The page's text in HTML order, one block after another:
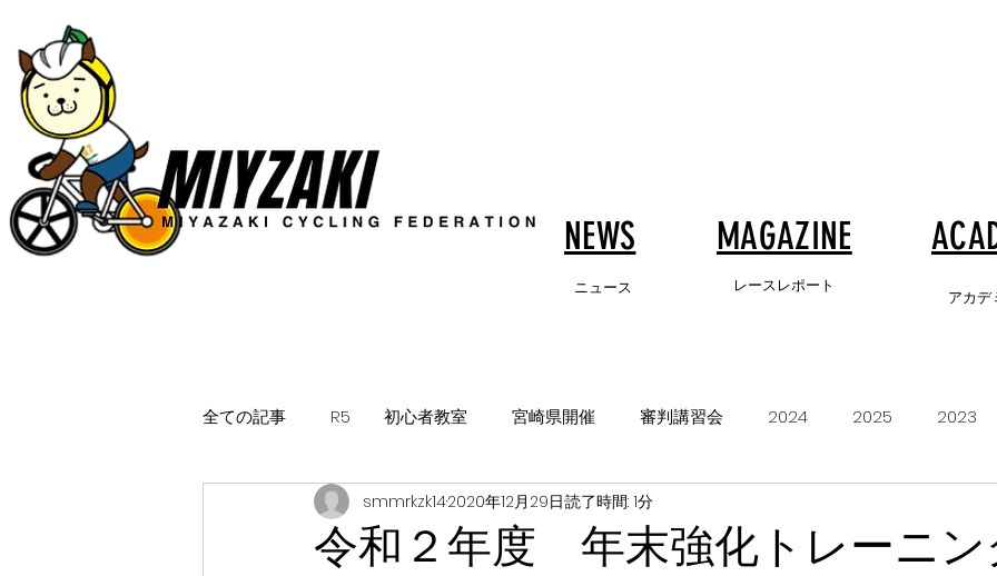
NEWS
ニュース
MAGAZINE
レースレポート
アカデ
全ての記事 R5 初心者教室 宮崎県開催 審判講習会 2024 2025 2023
令和２年度 年末強化トレーニン
smmrkzk142020年12月29日読了時間: 1分